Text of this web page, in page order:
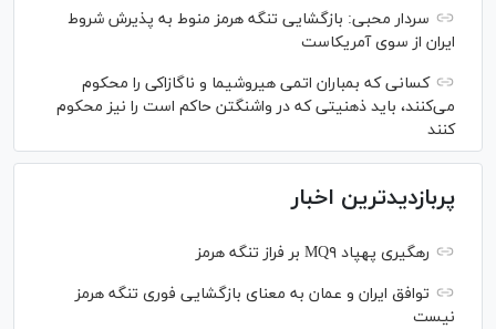
سردار محبی: بازگشایی تنگه هرمز منوط به پذیرش شروط
ایران از سوی آمریکاست
کسانی که بمباران اتمی هیروشیما و ناگازاکی را محکوم
می‌کنند، باید ذهنیتی که در واشنگتن حاکم است را نیز محکوم
کنند
پربازدیدترین اخبار
رهگیری پهپاد MQ۹ بر فراز تنگه هرمز
توافق ایران و عمان به معنای بازگشایی فوری تنگه هرمز
نیست